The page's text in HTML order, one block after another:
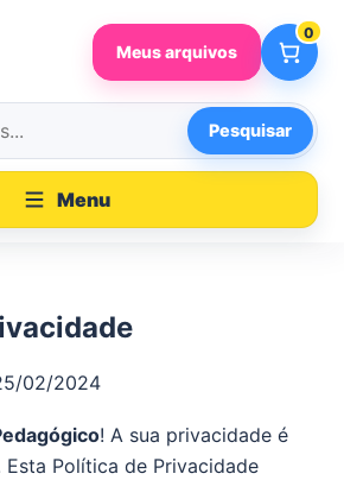
Pesquisar
Meus arquivos
0
Menu
02/2024
! A sua privacidade é
Política de Privacidade